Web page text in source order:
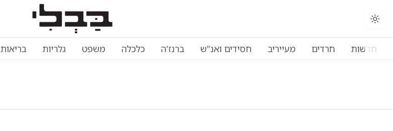
חדשות חרדים מעייריב חסידים ואנ"ש ברנז'ה כלכלה משפט גלריות בריאות